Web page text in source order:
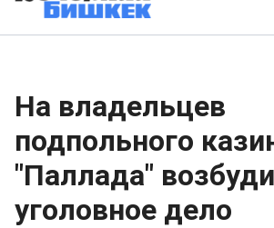
На владельцев
подпольного
"Паллада"
уголовное дело